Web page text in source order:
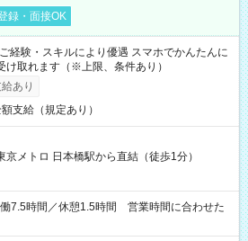
録・面接OK
験・スキルにより優遇 スマホでかんたんに
け取れます（※上限、条件あり）
あり
支給（規定あり）
メトロ 日本橋駅から直結（徒歩1分）